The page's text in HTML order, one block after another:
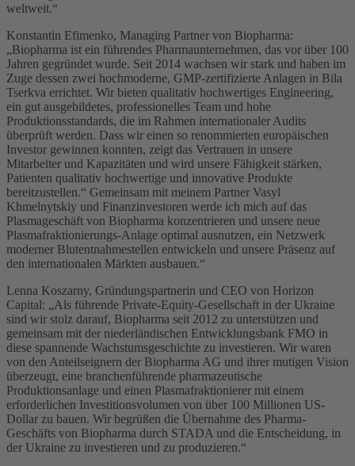
weltweit.“
Konstantin Efimenko, Managing Partner von Biopharma:
„Biopharma ist ein führendes Pharmaunternehmen, das vor über 100
Jahren gegründet wurde. Seit 2014 wachsen wir stark und haben im
Zuge dessen zwei hochmoderne, GMP-zertifizierte Anlagen in Bila
Tserkva errichtet. Wir bieten qualitativ hochwertiges Engineering,
ein gut ausgebildetes, professionelles Team und hohe
Produktionsstandards, die im Rahmen internationaler Audits
überprüft werden. Dass wir einen so renommierten europäischen
Investor gewinnen konnten, zeigt das Vertrauen in unsere
Mitarbeiter und Kapazitäten und wird unsere Fähigkeit stärken,
Patienten qualitativ hochwertige und innovative Produkte
bereitzustellen.“ Gemeinsam mit meinem Partner Vasyl
Khmelnytskiy und Finanzinvestoren werde ich mich auf das
Plasmageschäft von Biopharma konzentrieren und unsere neue
Plasmafraktionierungs-Anlage optimal ausnutzen, ein Netzwerk
moderner Blutentnahmestellen entwickeln und unsere Präsenz auf
den internationalen Märkten ausbauen.“
Lenna Koszarny, Gründungspartnerin und CEO von Horizon
Capital: „Als führende Private-Equity-Gesellschaft in der Ukraine
sind wir stolz darauf, Biopharma seit 2012 zu unterstützen und
gemeinsam mit der niederländischen Entwicklungsbank FMO in
diese spannende Wachstumsgeschichte zu investieren. Wir waren
von den Anteilseignern der Biopharma AG und ihrer mutigen Vision
überzeugt, eine branchenführende pharmazeutische
Produktionsanlage und einen Plasmafraktionierer mit einem
erforderlichen Investitionsvolumen von über 100 Millionen US-
Dollar zu bauen. Wir begrüßen die Übernahme des Pharma-
Geschäfts von Biopharma durch STADA und die Entscheidung, in
der Ukraine zu investieren und zu produzieren.“